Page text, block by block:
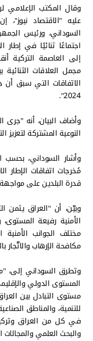
وقال المكتب الإعلامي
عليه "الاقتصاد
السوداني، ورئيس
اجتماعًا ثنائيًا في إطار
إلى العاصمة التركية
مجمل العلاقات
الاتفاقات التي سبق
2024".
وأضاف البيان، أنه "جرى
النوعية المشتركة لتعزيز
وأشار السوداني، بحسب
مُخرجات اتفاقات الإطار
قدرة البلدين على
وبيّن، أن "العراق يثمن
الأمنية رفيعة
مختلف الجوانب
مكافحة الإرهاب والاتّجار
وتطرق السوداني إلى،
المستوى الدولي
مستوى التبادل بين
للتنمية، والمناطق
في كل من العراق
والبحث العلمي والمجالات